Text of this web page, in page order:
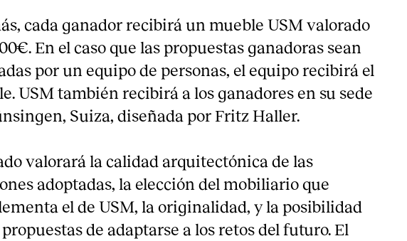
cada ganador recibirá un mueble USM valorado
En el caso que las propuestas ganadoras sean
por un equipo de personas, el equipo recibirá el
USM también recibirá a los ganadores en su sede
Suiza, diseñada por Fritz Haller.
valorará la calidad arquitectónica de las
adoptadas, la elección del mobiliario que
el de USM, la originalidad, y la posibilidad
de adaptarse a los retos del futuro. El